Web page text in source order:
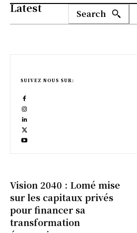
Latest Search
Vision 2040 : Lomé mise
sur les capitaux privés
pour financer sa
transformation
SUIVEZ NOUS SUR: